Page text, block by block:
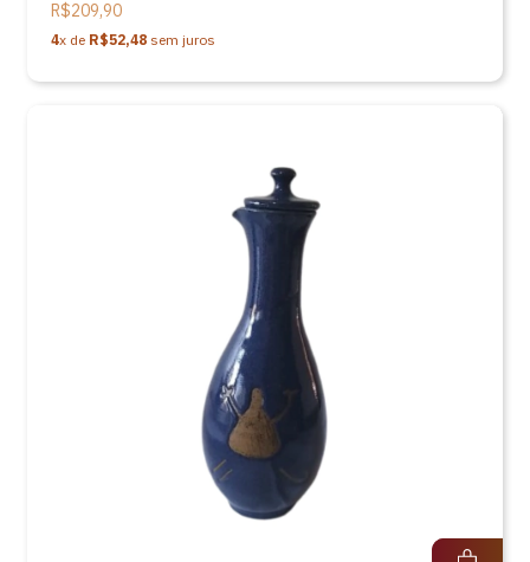
R$209,90
4x de R$52,48 sem juros